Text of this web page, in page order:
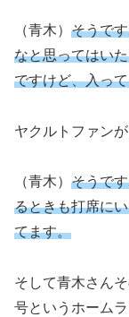
（青木） そうで
なと思ってはい
ですけど、入っ
ヤクルトファン
（青木） そうで
るときも打席に
てます。
そして青木さん
号というホーム